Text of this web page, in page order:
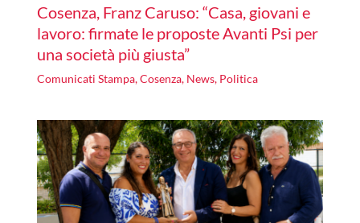
Cosenza, Franz Caruso: “Casa, giovani e
lavoro: firmate le proposte Avanti Psi per
una società più giusta”
Comunicati Stampa,Cosenza, News, Politica